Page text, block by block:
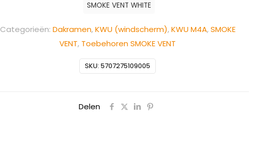
SKU:5707275109005
Categorieën: Dakramen,KWU (windscherm),KWU M4A,SMOKE
VENT, Toebehoren SMOKE VENT
SMOKE VENT WHITE
Delen